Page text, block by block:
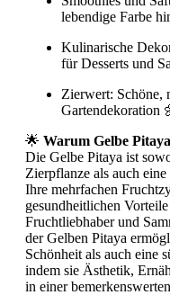
lebendige Farbe
Kulinarische
für Desserts und
Zierwert: Schöne,
Gartendekoration
🌟 Warum Gelbe
Die Gelbe Pitaya ist
Zierpflanze als auch
Ihre mehrfachen
gesundheitlichen
Fruchtliebhaber und
der Gelben Pitaya
Schönheit als auch eine
indem sie Ästhetik,
in einer